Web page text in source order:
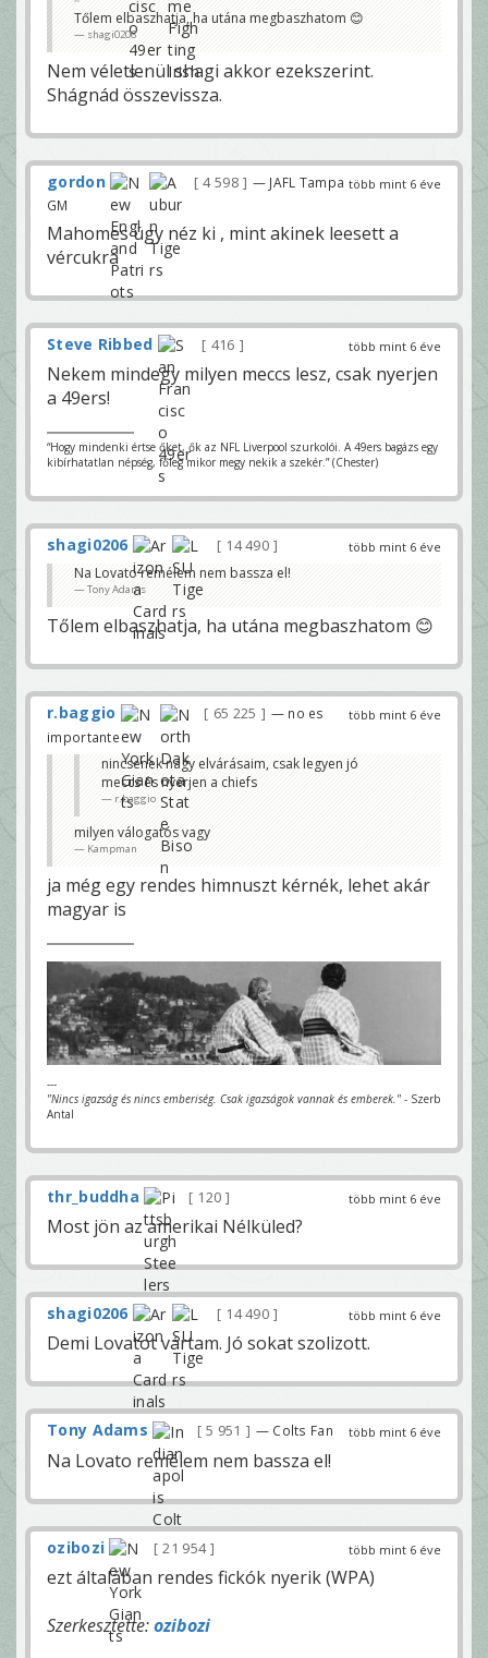
Tőlem elbaszhatja, ha utána megbaszhatom 😊
shagi0206
Nem véletlenül shagi akkor ezekszerint.
Shágnád összevissza.
több mint 6 éve
gordon 4 598
— JAFL Tampa
GM
Mahomes úgy néz ki , mint akinek leesett a
vércukra
több mint 6 éve
Steve Ribbed 416
Nekem mindegy milyen meccs lesz, csak nyerjen
a 49ers!
“Hogy mindenki értse őket, ők az NFL Liverpool szurkolói. A 49ers bagázs egy
kibírhatatlan népség, főleg mikor megy nekik a szekér.” (Chester)
több mint 6 éve
shagi0206
14 490
Na Lovato remélem nem bassza el!
Tony Adams
Tőlem elbaszhatja, ha utána megbaszhatom 😊
több mint 6 éve
r.baggio 65 225
— no es
importante
nincsenek nagy elvárásaim, csak legyen jó
meccs és nyerjen a chiefs
r.baggio
milyen válogatós vagy
Kampman
ja még egy rendes himnuszt kérnék, lehet akár
magyar is
---
"Nincs igazság és nincs emberiség. Csak igazságok vannak és emberek." - Szerb
Antal
több mint 6 éve
thr_buddha 120
Most jön az amerikai Nélküled?
több mint 6 éve
shagi0206 14 490
Demi Lovatot vártam. Jó sokat szolizott.
több mint 6 éve
Tony Adams 5 951 — Colts Fan
Na Lovato remélem nem bassza el!
több mint 6 éve
ozibozi 21 954
ezt általában rendes fickók nyerik (WPA)
Szerkesztette:ozibozi